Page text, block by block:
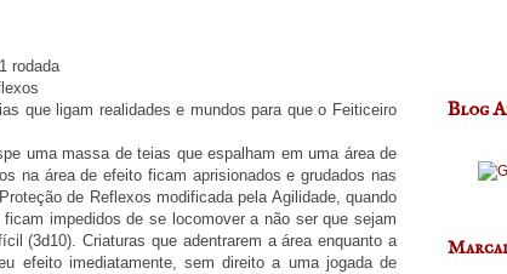
1 rodada
que ligam realidades e mundos para que o Feiticeiro
uma massa de teias que espalham em uma área de
na área de efeito ficam aprisionados e grudados nas
de Reflexos modificada pela Agilidade, quando
impedidos de se locomover a não ser que sejam
(3d10). Criaturas que adentrarem a área enquanto a
efeito imediatamente, sem direito a uma jogada de
Blog